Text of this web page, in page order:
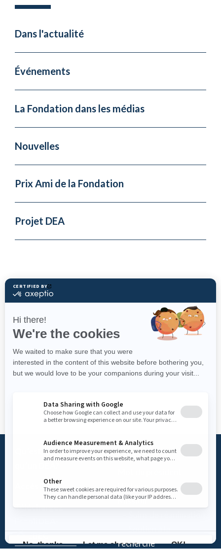
Dans l'actualité
Événements
La Fondation dans les médias
Nouvelles
Prix Ami de la Fondation
Projet DEA
Qu’est-ce
Accès DEA
Téléchargez
Fondation
Histoire
Mission
recherche